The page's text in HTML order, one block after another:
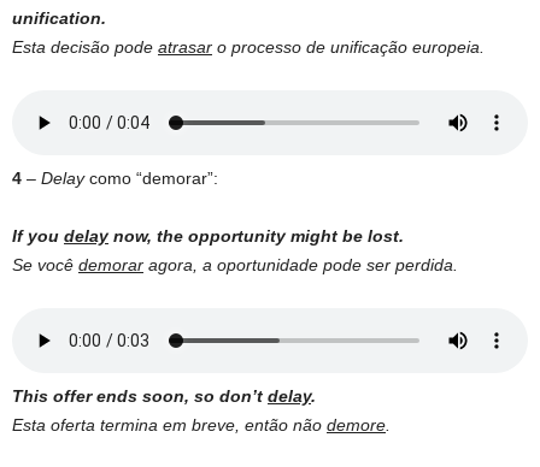
unification.
Esta decisão pode atrasar o processo de unificação europeia.
4 – Delaycomo “demorar”:
If you delay now, the opportunity might be lost.
Se você demorar agora, a oportunidade pode ser perdida.
This offer ends soon, so don’t delay.
Esta oferta termina em breve, então não demore